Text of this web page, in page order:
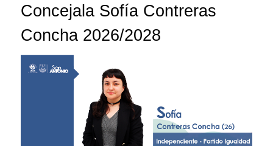
Concejala Sofía Contreras
Concha 2026/2028